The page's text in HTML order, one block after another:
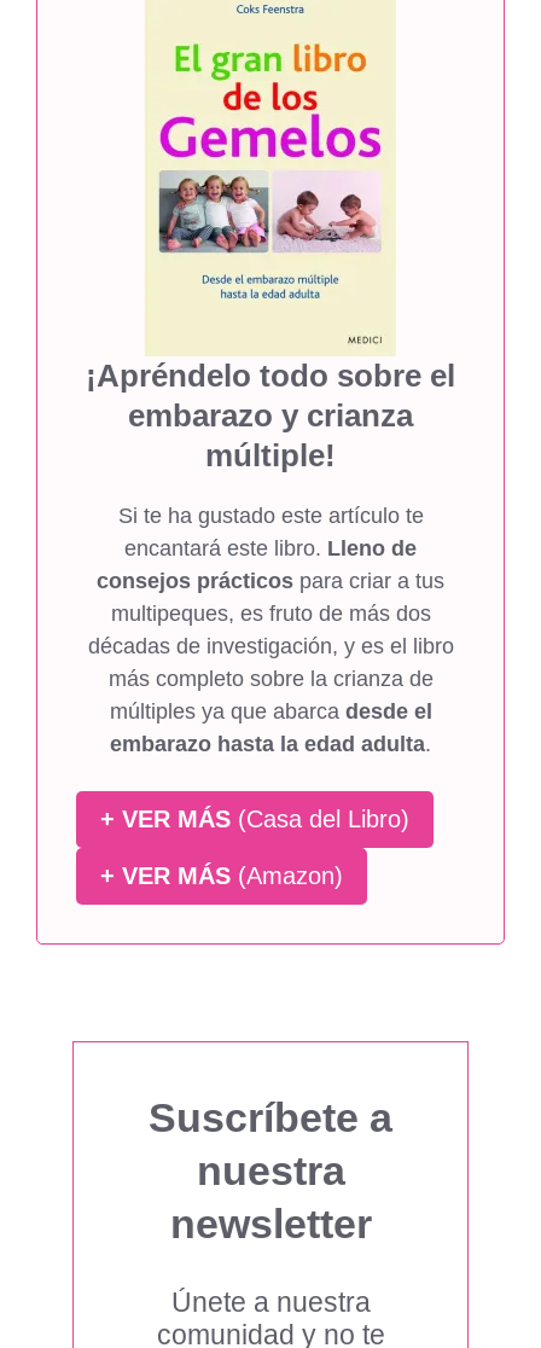
¡Apréndelo todo sobre el
embarazo y crianza
múltiple!
Si te ha gustado este artículo te
encantará este libro. Lleno de
consejos prácticos para criar a tus
multipeques, es fruto de más dos
décadas de investigación, y es el libro
más completo sobre la crianza de
múltiples ya que abarca desde el
embarazo hasta la edad adulta.
+ VER MÁS (Casa del Libro)
+ VER MÁS (Amazon)
Suscríbete a
nuestra
newsletter
Únete a nuestra
comunidad y no te